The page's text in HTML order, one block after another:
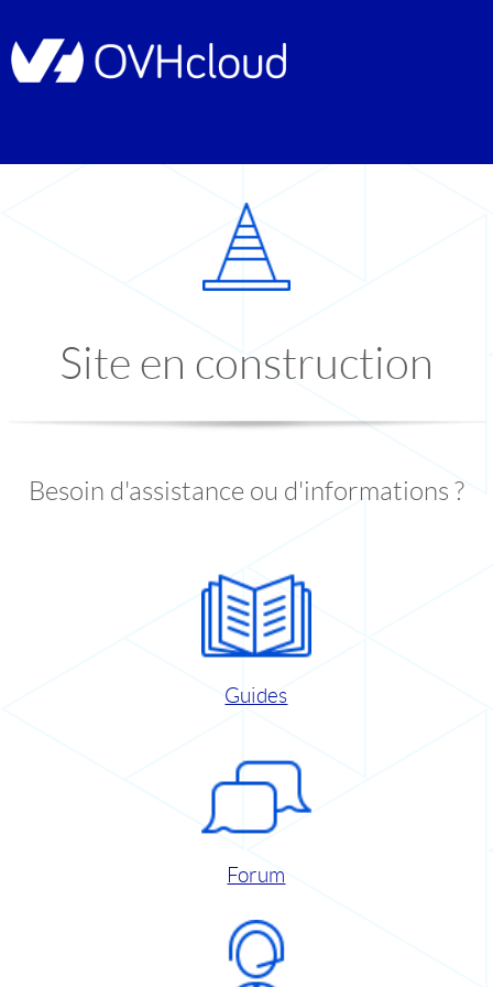
Site en construction
Besoin d'assistance ou d'informations ?
Guides
Forum